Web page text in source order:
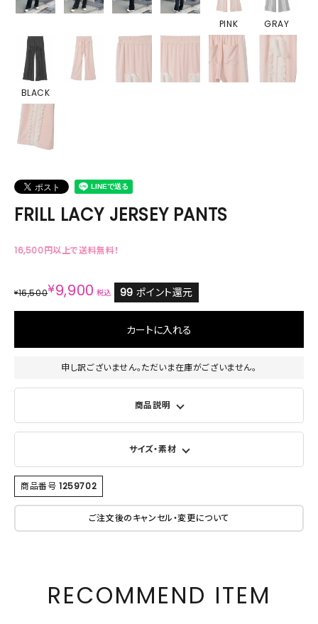
PINK GRAY
BLACK
FRILL LACY JERSEY PANTS
16,500円以上で送料無料！
¥16,500¥9,900 税込 99 ポイント還元
カートに入れる
申し訳ございません。ただいま在庫がございません。
商品説明
サイズ・素材
商品番号 1259702
ご注文後のキャンセル・変更について
RECOMMEND ITEM